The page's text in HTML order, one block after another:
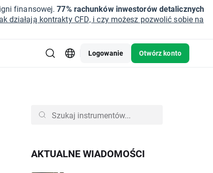
finansowej.77% rachunków inwestorów detalicznych
działają kontrakty CFD, i czy możesz pozwolić sobie na
Logowanie Otwórz konto
AKTUALNE WIADOMOŚCI